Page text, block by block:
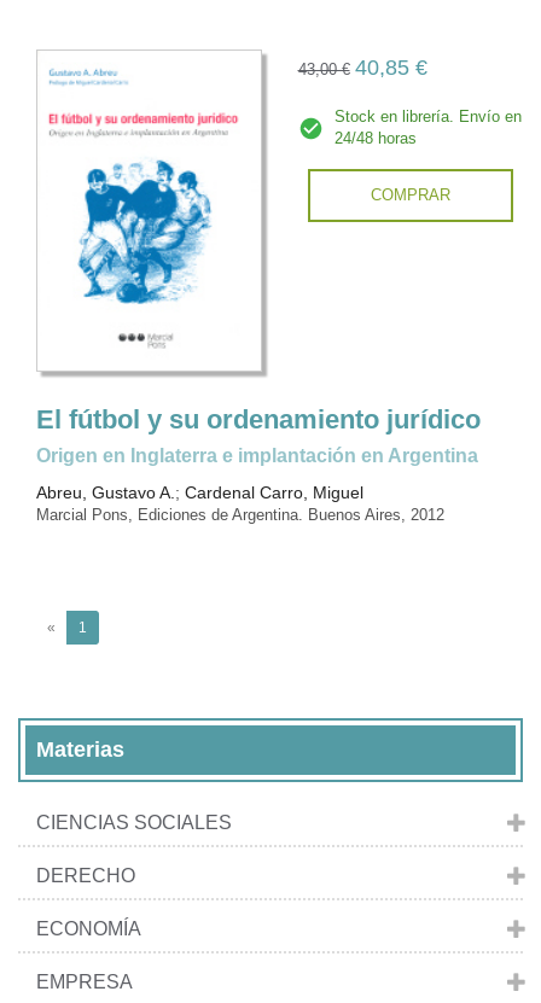
43,00 € 40,85 €
Stock en librería. Envío en
24/48 horas
COMPRAR
El fútbol y su ordenamiento jurídico
Origen en Inglaterra e implantación en Argentina
Abreu, Gustavo A.; Cardenal Carro, Miguel
Marcial Pons, Ediciones de Argentina. Buenos Aires, 2012
« 1
Materias
CIENCIAS SOCIALES
DERECHO
ECONOMÍA
EMPRESA